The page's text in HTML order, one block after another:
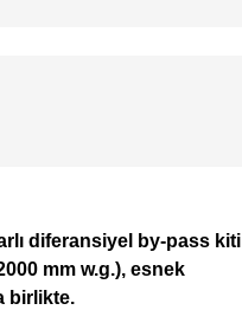
diferansiyel by-pass kiti
mm w.g.), esnek
birlikte.